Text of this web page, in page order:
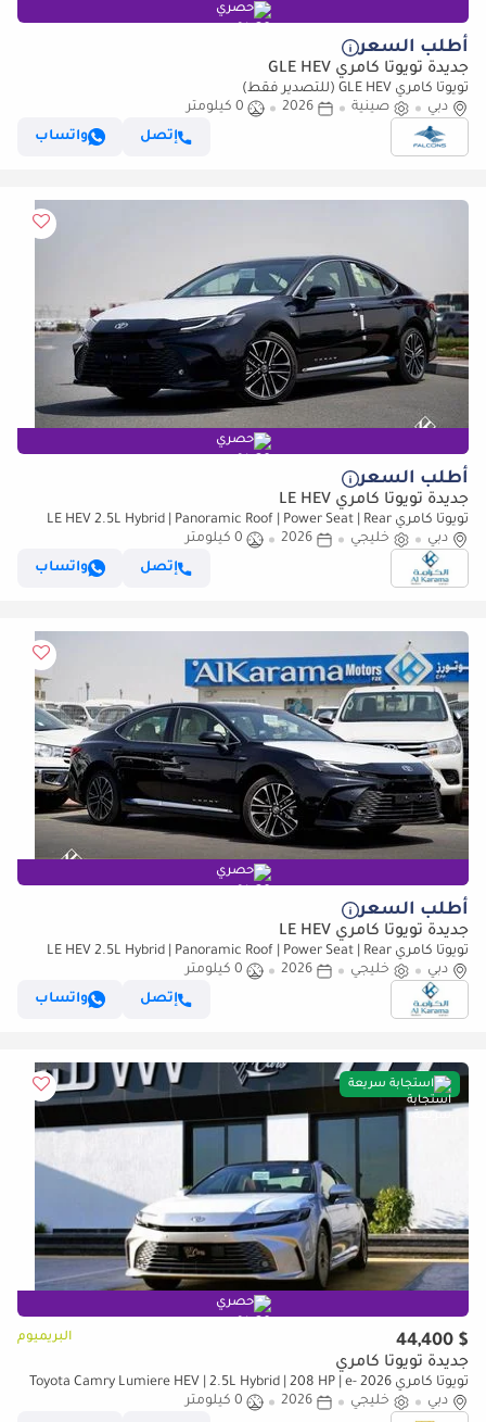
حصري
أطلب السعر
جديدة تويوتا كامري GLE HEV
تويوتا كامري GLE HEV (للتصدير فقط)
دبي
صينية 2026
0 كيلومتر
إتصل
واتساب
حصري
أطلب السعر
جديدة تويوتا كامري LE HEV
تويوتا كامري LE HEV 2.5L Hybrid | Panoramic Roof | Power Seat | Rear
Camera | GCC Specs | Zero KM
دبي خليجي 2026
0 كيلومتر
إتصل
واتساب
حصري
أطلب السعر
جديدة تويوتا كامري LE HEV
تويوتا كامري LE HEV 2.5L Hybrid | Panoramic Roof | Power Seat | Rear
Camera | GCC Specs | Zero KM
دبي خليجي 2026
0 كيلومتر
إتصل
واتساب
استجابة سريعة
حصري
$ 44,400 البريميوم
جديدة تويوتا كامري
تويوتا كامري 2026 Toyota Camry Lumiere HEV | 2.5L Hybrid | 208 HP | e-
CVT | GCC Specs
دبي خليجي 2026 0 كيلومتر